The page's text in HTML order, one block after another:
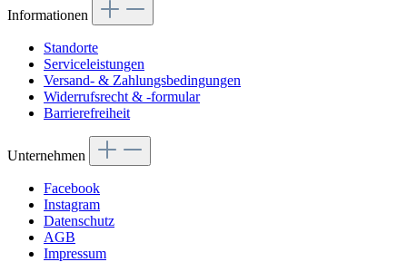
Informationen
Standorte
Serviceleistungen
Versand- & Zahlungsbedingungen
Widerrufsrecht & -formular
Barrierefreiheit
Unternehmen
Facebook
Instagram
Datenschutz
AGB
Impressum